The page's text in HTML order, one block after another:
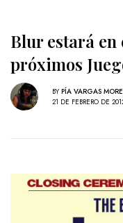
Blur estará en
próximos
BY PÍA VARGAS
21 DE FEBRERO DE